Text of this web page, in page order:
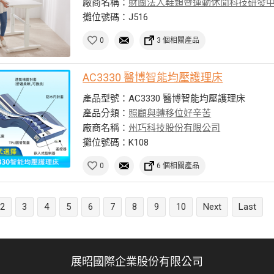
廠商名稱： 財團法人鞋類暨運動休閒科技研發
攤位號碼：J516
0 3 個相關產品
AC3330 醫博智能均壓護理床
產品型號：AC3330 醫博智能均壓護理床
產品分類： 照顧與轉移位好辛苦
廠商名稱： 州巧科技股份有限公司
攤位號碼：K108
0 6 個相關產品
2 3 4 5 6 7 8 9 10 Next Last
展昭國際企業股份有限公司